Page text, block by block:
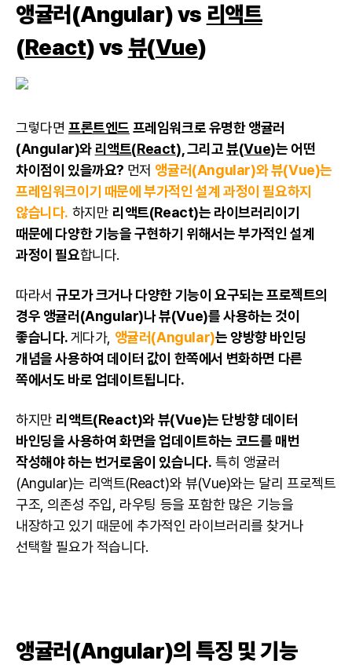
앵귤러(Angular) vs 리액트
(React) vs 뷰(Vue)
그렇다면 프론트엔드 프레임워크로 유명한 앵귤러
(Angular)와 리액트(React), 그리고 뷰(Vue)는 어떤
차이점이 있을까요? 먼저 앵귤러(Angular)와 뷰(Vue)는
프레임워크이기 때문에 부가적인 설계 과정이 필요하지
않습니다. 하지만 리액트(React)는 라이브러리이기
때문에 다양한 기능을 구현하기 위해서는 부가적인 설계
과정이 필요합니다.
따라서규모가 크거나 다양한 기능이 요구되는 프로젝트의
경우 앵귤러(Angular)나 뷰(Vue)를 사용하는 것이
좋습니다.게다가, 앵귤러(Angular)는 양방향 바인딩
개념을 사용하여 데이터 값이 한쪽에서 변화하면 다른
쪽에서도 바로 업데이트됩니다.
하지만 리액트(React)와 뷰(Vue)는 단방향 데이터
바인딩을 사용하여 화면을 업데이트하는 코드를 매번
작성해야 하는 번거로움이 있습니다. 특히 앵귤러
(Angular)는 리액트(React)와 뷰(Vue)와는 달리 프로젝트
구조, 의존성 주입, 라우팅 등을 포함한 많은 기능을
내장하고 있기 때문에 추가적인 라이브러리를 찾거나
선택할 필요가 적습니다.
앵귤러(Angular)의 특징 및 기능